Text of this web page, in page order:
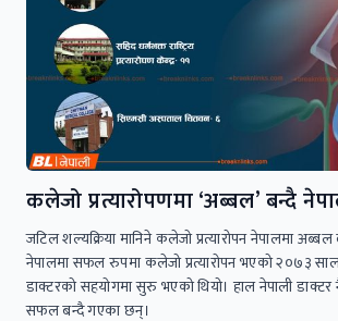
कलेजो प्रत्यारोपणमा ‘अब्बल’ बन्दै
जटिल शल्यक्रिया मानिने कलेजाे प्रत्यारोपन नेपालमा
नेपालमा सफल रुपमा कलेजो प्रत्याराेपन भएको २०७३
डाक्टरको सहयाेगमा सुरु भएको थियो। हाल नेपाली डाक्टर
सफल बन्दै गएका छन्।